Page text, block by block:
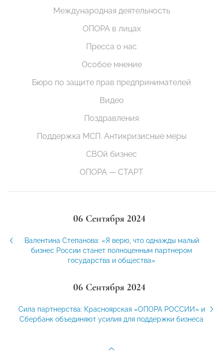
Международная деятельность
ОПОРА в лицах
Пресса о нас
Особое мнение
Бюро по защите прав предпринимателей
Видео
Поздравления
Поддержка МСП. Антикризисные меры
СВОй бизнес
ОПОРА — СТАРТ
06 Сентября 2024
Валентина Степанова: «Я верю, что однажды малый
бизнес России станет полноценным партнером
государства и общества»
06 Сентября 2024
Сила партнерства: Красноярская «ОПОРА РОССИИ» и
Сбербанк объединяют усилия для поддержки бизнеса